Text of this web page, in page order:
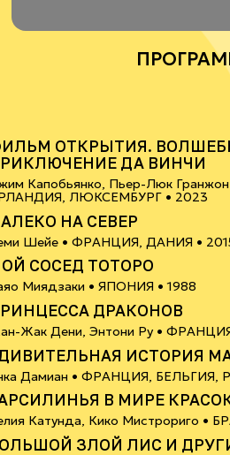
ОТКРЫТИЯ.
ДА ВИНЧИ
Капобьянко, Пьер-Люк Гранжон
ЛЮКСЕМБУРГ • 2023
НА СЕВЕР
Шейе • ФРАНЦИЯ, ДАНИЯ •
СОСЕД ТОТОРО
Миядзаки • ЯПОНИЯ • 1988
ДРАКОНОВ
Жак Дени, Энтони Ру •
ИСТОРИЯ
Дамиан • ФРАНЦИЯ, БЕЛЬГИЯ,
В МИРЕ
Катунда, Кико Мистрориго •
ЗЛОЙ ЛИС И